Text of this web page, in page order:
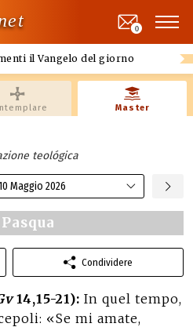
il Vangelo del giorno
0
Master
teológica
Maggio 2026
Condividere
14,15-21): In quel tempo,
«Se mi amate,